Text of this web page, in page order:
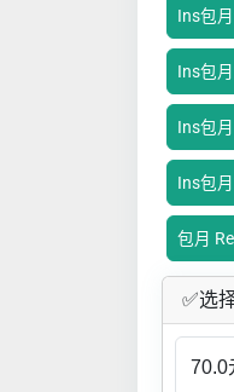
Ins包
Ins包
Ins包
Ins包
包月
✅​选择